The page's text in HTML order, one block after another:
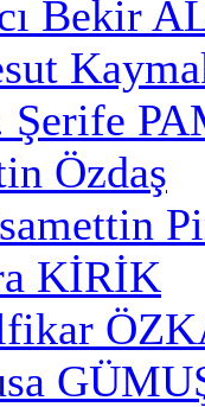
Bekir
Şerife
Özdaş
KİRİK